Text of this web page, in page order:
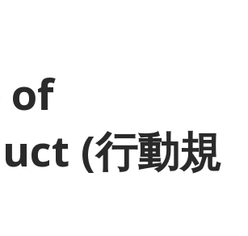
of
(行動規